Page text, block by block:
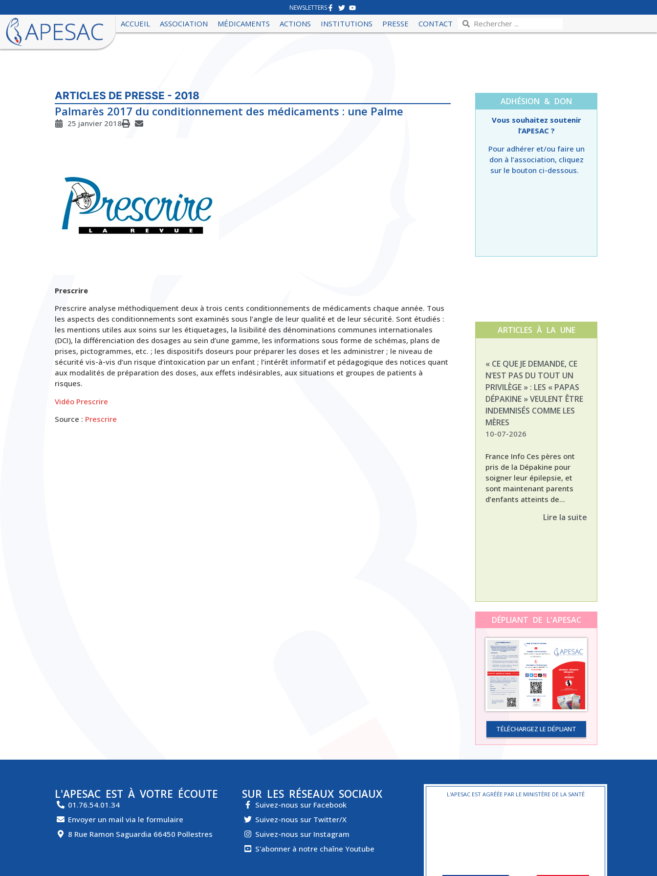
NEWSLETTERS
ACCUEIL ASSOCIATION MÉDICAMENTS ACTIONS INSTITUTIONS PRESSE CONTACT
ARTICLES DE PRESSE - 2018
Palmarès 2017 du conditionnement des médicaments : une Palme
25 janvier 2018
Prescrire
Prescrire analyse méthodiquement deux à trois cents conditionnements de médicaments chaque année. Tous
les aspects des conditionnements sont examinés sous l’angle de leur qualité et de leur sécurité. Sont étudiés :
les mentions utiles aux soins sur les étiquetages, la lisibilité des dénominations communes internationales
(DCI), la différenciation des dosages au sein d’une gamme, les informations sous forme de schémas, plans de
prises, pictogrammes, etc. ; les dispositifs doseurs pour préparer les doses et les administrer ; le niveau de
sécurité vis-à-vis d’un risque d’intoxication par un enfant ; l’intérêt informatif et pédagogique des notices quant
aux modalités de préparation des doses, aux effets indésirables, aux situations et groupes de patients à
risques.
Vidéo Prescrire
Source : Prescrire
ADHÉSION & DON
Vous souhaitez soutenir
l’APESAC ?
Pour adhérer et/ou faire un
don à l’association, cliquez
sur le bouton ci-dessous.
ARTICLES À LA UNE
« CE QUE JE DEMANDE, CE
N’EST PAS DU TOUT UN
PRIVILÈGE » : LES « PAPAS
DÉPAKINE » VEULENT ÊTRE
INDEMNISÉS COMME LES
MÈRES
10-07-2026
France Info Ces pères ont
pris de la Dépakine pour
soigner leur épilepsie, et
sont maintenant parents
d’enfants atteints de...
Lire la suite
DÉPLIANT DE L'APESAC
TÉLÉCHARGEZ LE DÉPLIANT
L'APESAC EST À VOTRE ÉCOUTE
01.76.54.01.34
Envoyer un mail via le formulaire
8 Rue Ramon Saguardia 66450 Pollestres
SUR LES RÉSEAUX SOCIAUX
Suivez-nous sur Facebook
Suivez-nous sur Twitter/X
Suivez-nous sur Instagram
S'abonner à notre chaîne Youtube
L'APESAC EST AGRÉÉE PAR LE MINISTÈRE DE LA SANTÉ